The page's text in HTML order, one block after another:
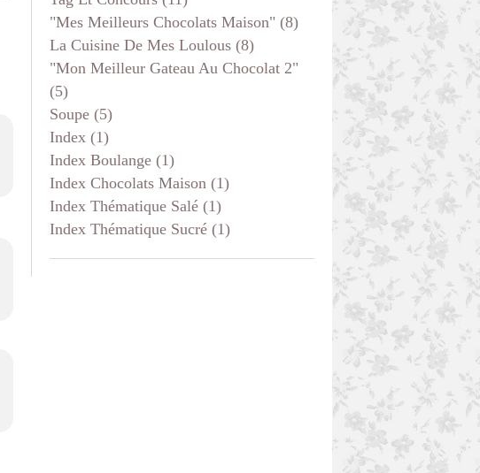
"mes Meilleurs Chocolats Maison" (8)
La Cuisine De Mes Loulous (8)
"mon Meilleur Gateau Au Chocolat 2"
(5)
Soupe (5)
Index (1)
Index Boulange (1)
Index Chocolats Maison (1)
Index Thématique Salé (1)
Index Thématique Sucré (1)